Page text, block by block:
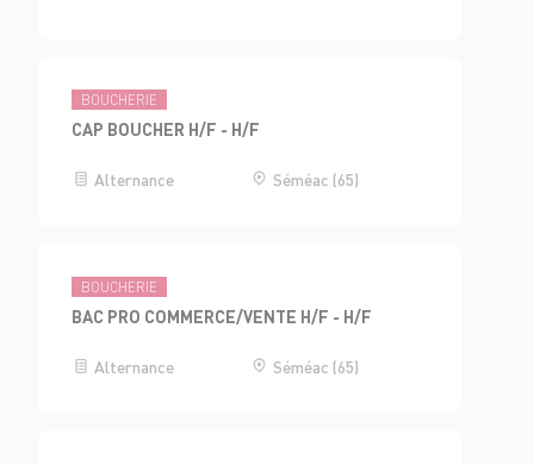
BOUCHERIE
CAP BOUCHER H/F - H/F
Alternance Séméac (65)
BOUCHERIE
BAC PRO COMMERCE/VENTE H/F - H/F
Alternance Séméac (65)